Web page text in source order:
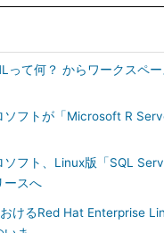
って何？ からワークスペ
ソフトが「Microsoft R
ソフト、Linux版「SQL
ースへ
けるRed Hat Enterprise